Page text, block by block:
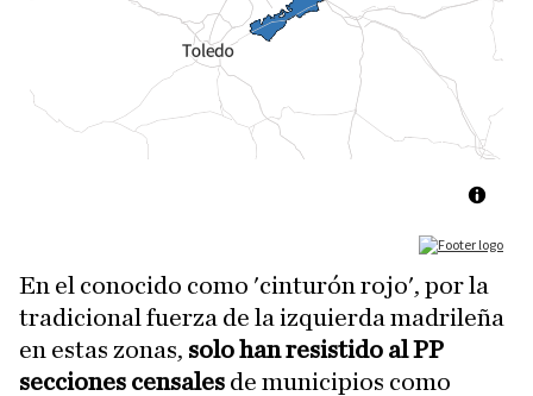
En el conocido como 'cinturón rojo', por la
tradicional fuerza de la izquierda madrileña
en estas zonas, solo han resistido al PP
secciones censales de municipios como